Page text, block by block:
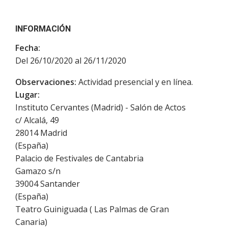
INFORMACIÓN
Fecha:
Del 26/10/2020 al 26/11/2020
Observaciones: Actividad presencial y en línea.
Lugar:
Instituto Cervantes (Madrid) - Salón de Actos
c/ Alcalá, 49
28014Madrid
(España)
Palacio de Festivales de Cantabria
Gamazo s/n
39004Santander
(España)
Teatro Guiniguada ( Las Palmas de Gran
Canaria)